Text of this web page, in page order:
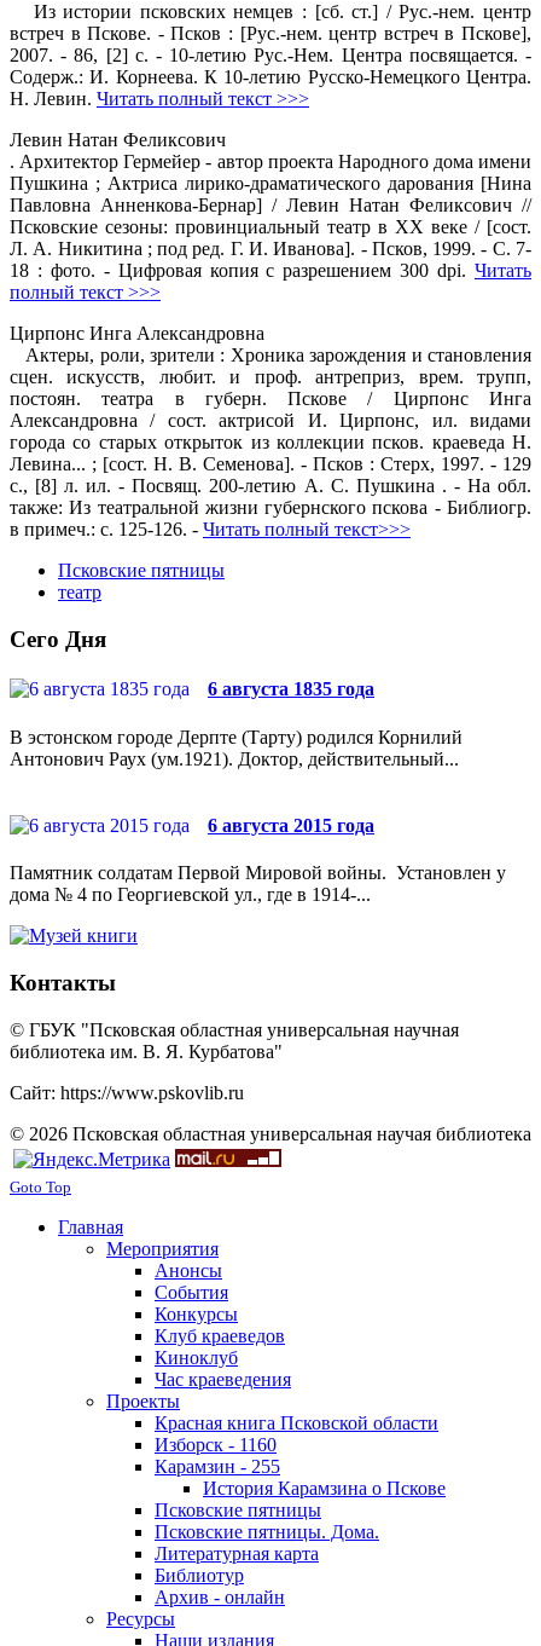
Из истории псковских немцев : [сб. ст.] / Рус.-нем. центр
встреч в Пскове. - Псков : [Рус.-нем. центр встреч в Пскове],
2007. - 86, [2] с. - 10-летию Рус.-Нем. Центра посвящается. -
Содерж.: И. Корнеева. К 10-летию Русско-Немецкого Центра.
Н. Левин. Читать полный текст >>>
Левин Натан Феликсович
. Архитектор Гермейер - автор проекта Народного дома имени
Пушкина ; Актриса лирико-драматического дарования [Нина
Павловна Анненкова-Бернар] / Левин Натан Феликсович //
Псковские сезоны: провинциальный театр в ХХ веке / [сост.
Л. А. Никитина ; под ред. Г. И. Иванова]. - Псков, 1999. - С. 7-
18 : фото. - Цифровая копия с разрешением 300 dpi. Читать
полный текст >>>
Цирпонс Инга Александровна
Актеры, роли, зрители : Хроника зарождения и становления
сцен. искусств, любит. и проф. антреприз, врем. трупп,
постоян. театра в губерн. Пскове / Цирпонс Инга
Александровна / сост. актрисой И. Цирпонс, ил. видами
города со старых открыток из коллекции псков. краеведа Н.
Левина... ; [сост. Н. В. Семенова]. - Псков : Стерх, 1997. - 129
с., [8] л. ил. - Посвящ. 200-летию А. С. Пушкина . - На обл.
также: Из театральной жизни губернского пскова - Библиогр.
в примеч.: с. 125-126. - Читать полный текст>>>
Псковские пятницы
театр
Сего Дня
6 августа 1835 года
В эстонском городе Дерпте (Тарту) родился Корнилий
Антонович Раух (ум.1921). Доктор, действительный...
6 августа 2015 года
Памятник солдатам Первой Мировой войны. Установлен у
дома № 4 по Георгиевской ул., где в 1914-...
Контакты
© ГБУК "Псковская областная универсальная научная
библиотека им. В. Я. Курбатова"
Сайт: https://www.pskovlib.ru
© 2026 Псковская областная универсальная научая библиотека
Goto Top
Главная
Мероприятия
Анонсы
События
Конкурсы
Клуб краеведов
Киноклуб
Час краеведения
Проекты
Красная книга Псковской области
Изборск - 1160
Карамзин - 255
История Карамзина о Пскове
Псковские пятницы
Псковские пятницы. Дома.
Литературная карта
Библиотур
Архив - онлайн
Ресурсы
Наши издания